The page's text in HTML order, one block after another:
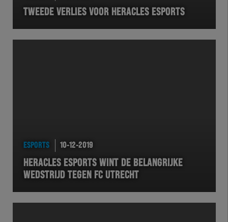
BusinessClub
TWEEDE VERLIES VOOR HERACLES ESPORTS
ESPORTS 10-12-2019
HERACLES ESPORTS WINT DE BELANGRIJKE
WEDSTRIJD TEGEN FC UTRECHT